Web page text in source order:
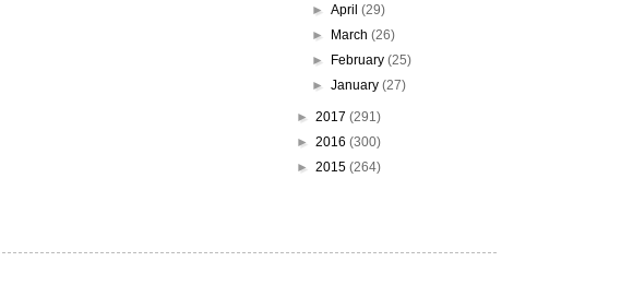
► April (29)
►
March (26)
►
February (25)
► January (27)
► 2017 (291)
► 2016 (300)
► 2015 (264)